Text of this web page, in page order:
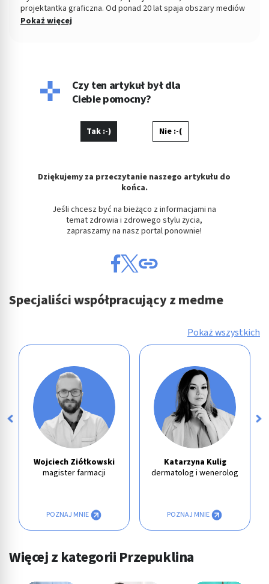
projektantka graficzna. Od ponad 20 lat spaja obszary mediów
tradycyjnych z nowymi, współpracując po drodze z
Pokaż więcej
Czy ten artykuł był dla
Ciebie pomocny?
Tak :-) Nie :-(
Dziękujemy za przeczytanie naszego artykułu do
końca.
Jeśli chcesz być na bieżąco z informacjami na
temat zdrowia i zdrowego stylu życia,
zapraszamy na nasz portal ponownie!
Specjaliści współpracujący z medme
Pokaż wszystkich
Wojciech Ziółkowski
magister farmacji
POZNAJ MNIE
Katarzyna Kulig
dermatolog i wenerolog
POZNAJ MNIE
Więcej z kategorii Przepuklina